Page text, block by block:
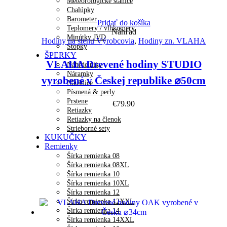
Chalúpky
Barometer
Teplomery / vlhkomery
Minútky JVD
Stopky
ŠPERKY
Náhrdelníky
Náramky
Náušnice
Písmená & perly
Prstene
Retiazky
Retiazky na členok
Strieborné sety
KUKUČKY
Remienky
Šírka remienka 08
Šírka remienka 08XL
Šírka remienka 10
Šírka remienka 10XL
Šírka remienka 12
Šírka remienka 12XXL
Šírka remienka 14
Šírka remienka 14XXL
Pridať do košíka
Náhľad
Hodiny na stenu Výrobcovia, Hodiny zn. VLAHA
VLAHA Drevené hodiny STUDIO
vyrobené v Českej republike ⌀50cm
€79.90